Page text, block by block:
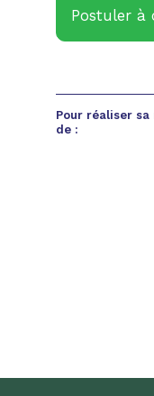
Postuler à
Pour réaliser sa
de :